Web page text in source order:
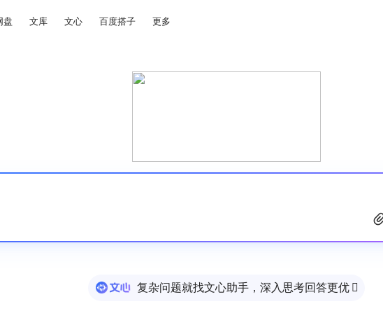
盘 文库 文心 百度搭子 更多
复杂问题就找文心助手，深入思考回答更优 